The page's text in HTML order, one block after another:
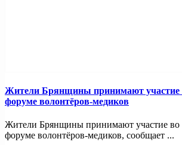
Жители Брянщины принимают участие
форуме волонтёров-медиков
Жители Брянщины принимают участие во
форуме волонтёров-медиков, сообщает ...